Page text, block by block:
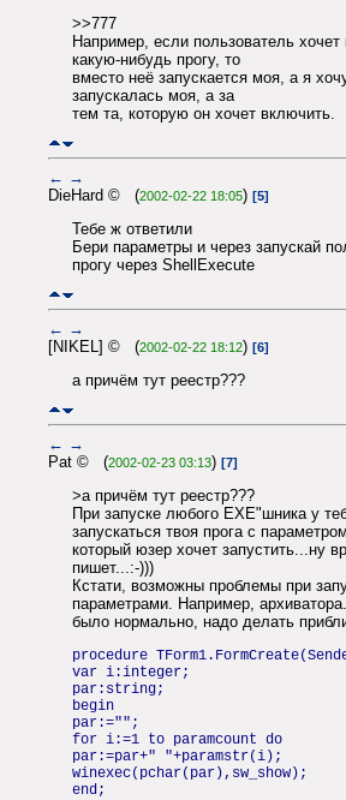
>>777
Например, если пользователь хочет
какую-нибудь прогу, то
вместо неё запускается моя, а я
запускалась моя, а за
тем та, которую он хочет включить.
← →
DieHard © (2002-02-22 18:05) [5]
Тебе ж ответили
Бери параметры и через запускай
прогу через ShellExecute
← →
[NIKEL] © (2002-02-22 18:12) [6]
а причём тут реестр???
← →
Pat © (2002-02-23 03:13) [7]
>а причём тут реестр???
При запуске любого EXE"шника у
запускаться твоя прога с
который юзер хочет запустить...ну
пишет...:-)))
Кстати, возможны проблемы при
параметрами. Например,
было нормально, надо делать
procedure
var i:integer;
par:string;
begin
par:="";
for i:=1 to paramcount do
par:=par+" "+paramstr(i);
winexec(pchar(par),sw_show);
end;